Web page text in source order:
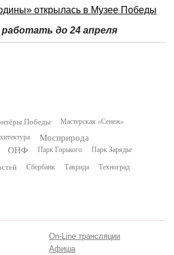
открылась в Музее Победы
до 24 апреля
Победы
Мастерская «Сенеж»
Мосприрода
ОНФ Парк Горького Парк Зарядье
Сбербанк Таврида
Техноград
On-Line трансляции
Афиша